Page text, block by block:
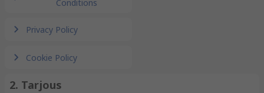
Conditions
Privacy Policy
Cookie Policy
2. Tarjous